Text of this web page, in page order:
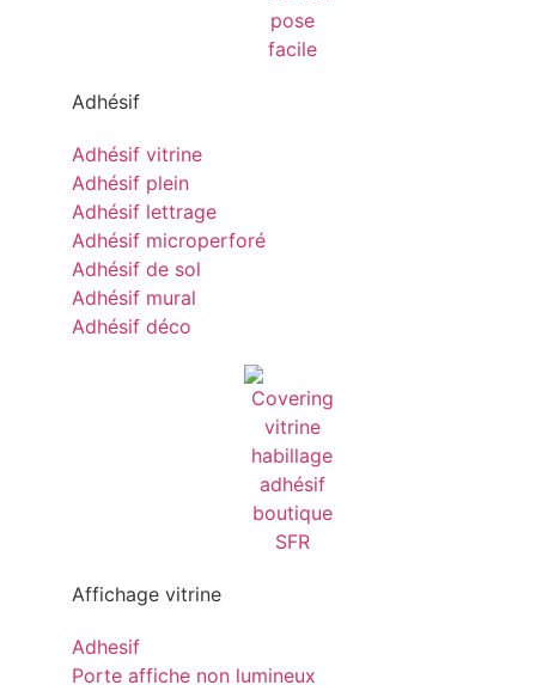
Adhésif
Adhésif vitrine
Adhésif plein
Adhésif lettrage
Adhésif microperforé
Adhésif de sol
Adhésif mural
Adhésif déco
Affichage vitrine
Adhesif
Porte affiche non lumineux